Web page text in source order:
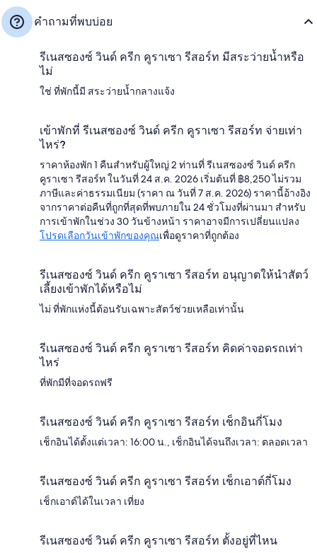
คำถามที่พบบ่อย
รีเนสซองซ์ วินด์ ครีก คูราเซา รีสอร์ท มีสระว่ายน้ำหรือ
ไม่
ใช่ ที่พักนี้มี สระว่ายน้ำกลางแจ้ง
เข้าพักที่ รีเนสซองซ์ วินด์ ครีก คูราเซา รีสอร์ท จ่ายเท่า
ไหร่?
ราคาห้องพัก 1 คืนสำหรับผู้ใหญ่ 2 ท่านที่ รีเนสซองซ์ วินด์ ครีก
คูราเซา รีสอร์ท ในวันที่ 24 ส.ค. 2026 เริ่มต้นที่ ฿8,250 ไม่รวม
ภาษีและค่าธรรมเนียม (ราคา ณ วันที่ 7 ส.ค. 2026) ราคานี้อ้างอิง
จากราคาต่อคืนที่ถูกที่สุดที่พบภายใน 24 ชั่วโมงที่ผ่านมา สำหรับ
การเข้าพักในช่วง 30 วันข้างหน้า ราคาอาจมีการเปลี่ยนแปลง
โปรดเลือกวันเข้าพักของคุณเพื่อดูราคาที่ถูกต้อง
รีเนสซองซ์ วินด์ ครีก คูราเซา รีสอร์ท อนุญาตให้นำสัตว์
เลี้ยงเข้าพักได้หรือไม่
ไม่ ที่พักแห่งนี้ต้อนรับเฉพาะสัตว์ช่วยเหลือเท่านั้น
รีเนสซองซ์ วินด์ ครีก คูราเซา รีสอร์ท คิดค่าจอดรถเท่า
ไหร่
ที่พักมีที่จอดรถฟรี
รีเนสซองซ์ วินด์ ครีก คูราเซา รีสอร์ท เช็กอินกี่โมง
เช็กอินได้ตั้งแต่เวลา: 16:00 น., เช็กอินได้จนถึงเวลา: ตลอดเวลา
รีเนสซองซ์ วินด์ ครีก คูราเซา รีสอร์ท เช็กเอาต์กี่โมง
เช็กเอาต์ได้ในเวลา เที่ยง
รีเนสซองซ์ วินด์ ครีก คูราเซา รีสอร์ท ตั้งอยู่ที่ไหน